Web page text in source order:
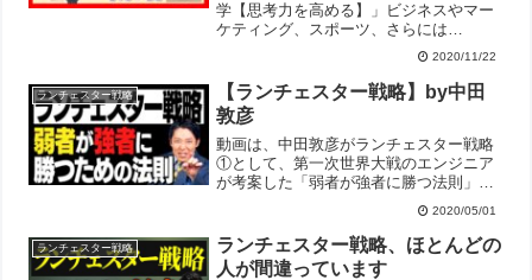
学【思考力を高める】」ビジネスやマー
ケティング、スポーツ、さらには
YouTubeのチャンネル運営など、あらゆ
る「競争・勝ち負け」が存在する場面で
応用できるランチェスター戦略につい
て、アニメーションを...
2020/11/22
ランチェスター戦略
【ランチェスター戦略】by中田
敦彦
動画は、中田敦彦がランチェスター戦略
①として、第一次世界大戦のエンジニア
が考案した「弱者が強者に勝つ法則」を
解説。シェア26.1%以上でない「弱者」
は差別化で戦い、米軍・松下幸之助も参
考にした戦略を5つの戦法で紹介します。​​
弱者・強者の定...
2020/05/01
ランチェスター戦略
ランチェスター戦略、ほとんどの
人が間違っています